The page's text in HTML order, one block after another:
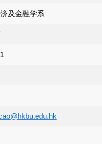
及金融学系